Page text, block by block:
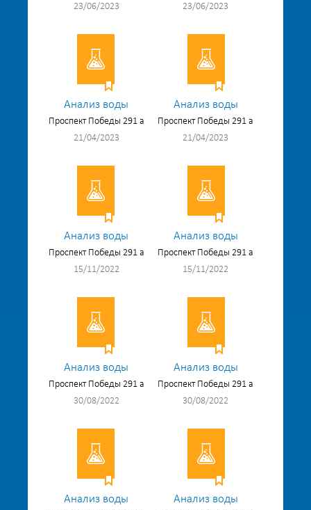
23/06/2023
23/06/2023
Анализ воды
Проспект Победы 291 а
21/04/2023
Анализ воды
Проспект Победы 291 а
21/04/2023
Анализ воды
Проспект Победы 291 а
15/11/2022
Анализ воды
Проспект Победы 291 а
15/11/2022
Анализ воды
Проспект Победы 291 а
30/08/2022
Анализ воды
Проспект Победы 291 а
30/08/2022
Анализ воды Анализ воды